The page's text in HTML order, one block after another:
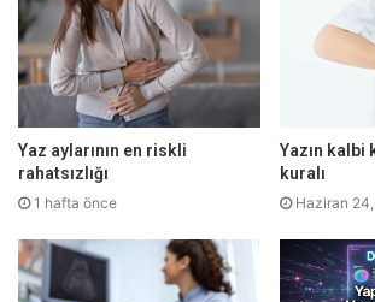
Genize doğru akıntıyı azaltan ilaçlar 6
laringotrakeit genelde virüs
ateş, burun akıntısı, seste kabalaşma,
Yaz aylarının en riskli
rahatsızlığı
1 hafta önce
Yazın kalbi
kuralı
Haziran